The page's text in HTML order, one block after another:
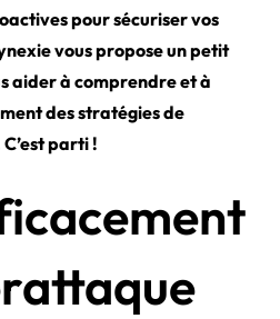
pour sécuriser vos
vous propose un petit
aider à comprendre et à
des stratégies de
parti !